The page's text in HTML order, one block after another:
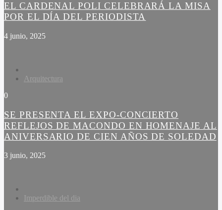
EL CARDENAL POLI CELEBRARÁ LA MISA
POR EL DÍA DEL PERIODISTA
4 junio, 2025
Arquitectura
0
SE PRESENTA EL EXPO-CONCIERTO
REFLEJOS DE MACONDO EN HOMENAJE AL
ANIVERSARIO DE CIEN AÑOS DE SOLEDAD
3 junio, 2025
Imperdible del dia